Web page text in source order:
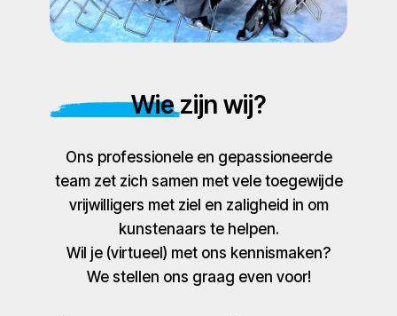
Wie zijn wij?
Ons professionele en gepassioneerde
team zet zich samen met vele toegewijde
vrijwilligers met ziel en zaligheid in om
kunstenaars te helpen.
Wil je (virtueel) met ons kennismaken?
We stellen ons graag even voor!